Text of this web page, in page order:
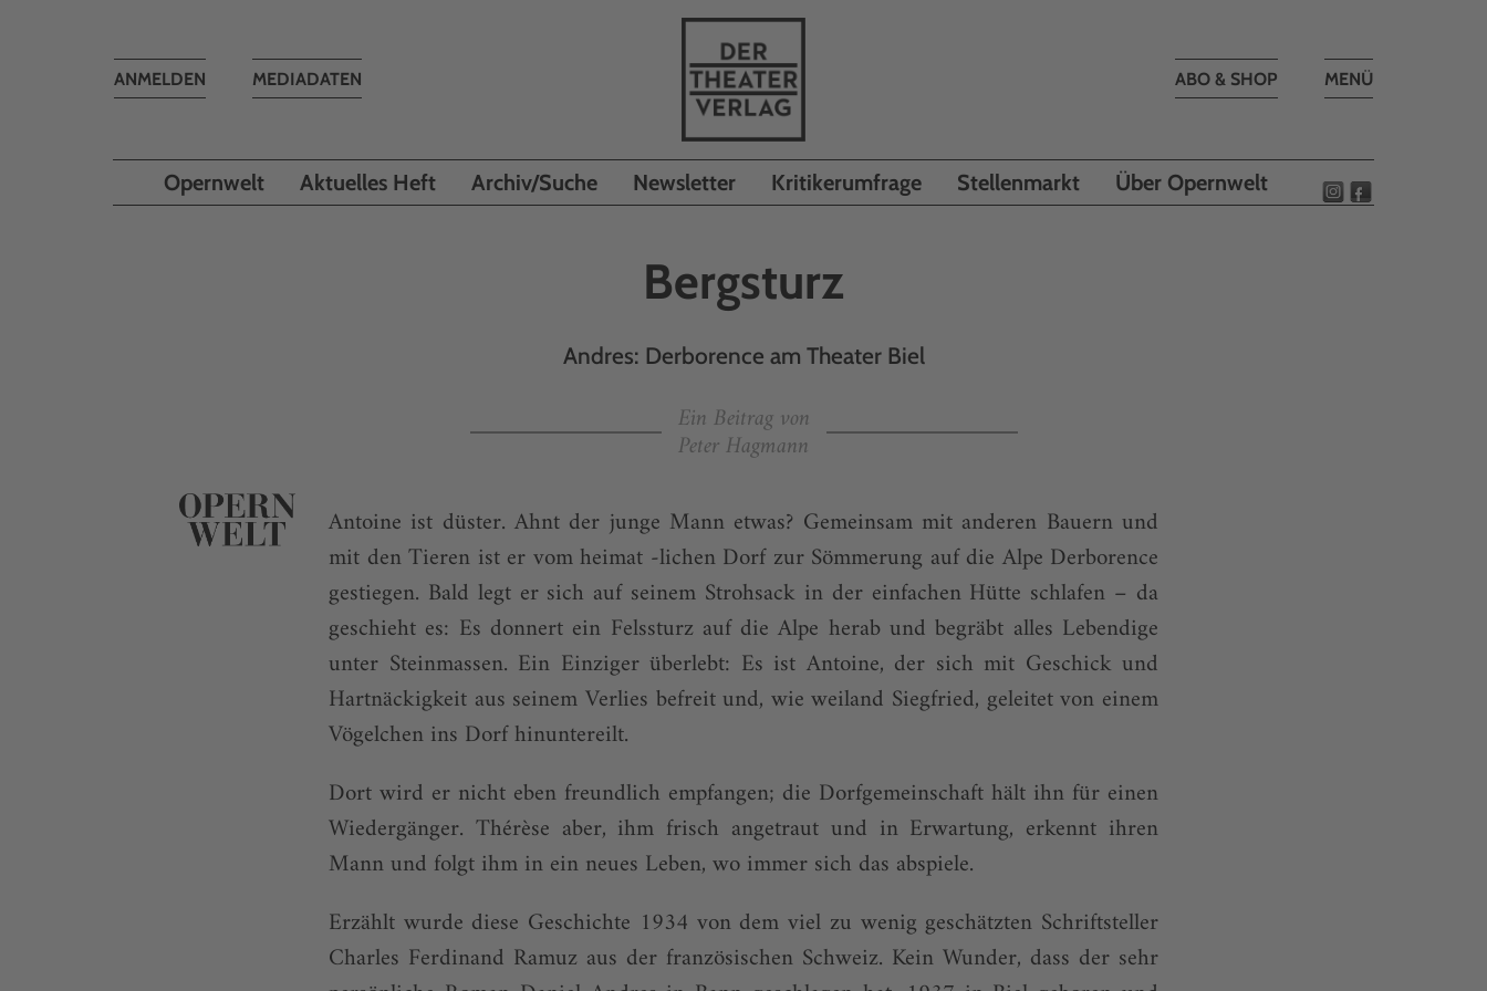
Toggle
MENÜ
ABO & SHOP
MEDIADATEN
Toggle
ANMELDEN
Opernwelt Aktuelles Heft Archiv/Suche Newsletter Kritikerumfrage Stellenmarkt Über Opernwelt
Bergsturz
Andres: Derborence am Theater Biel
Ein Beitrag von
Peter Hagmann
Antoine ist düster. Ahnt der junge Mann etwas? Gemeinsam mit anderen Bauern und
mit den Tieren ist er vom heimat -lichen Dorf zur Sömmerung auf die Alpe Derborence
gestiegen. Bald legt er sich auf seinem Strohsack in der einfachen Hütte schlafen – da
geschieht es: Es donnert ein Felssturz auf die Alpe herab und begräbt alles Lebendige
unter Steinmassen. Ein Einziger überlebt: Es ist Antoine, der sich mit Geschick und
Hartnäckigkeit aus seinem Verlies befreit und, wie weiland Siegfried, geleitet von einem
Vögelchen ins Dorf hinuntereilt.
Dort wird er nicht eben freundlich empfangen; die Dorfgemeinschaft hält ihn für einen
Wiedergänger. Thérèse aber, ihm frisch angetraut und in Erwartung, erkennt ihren
Mann und folgt ihm in ein neues Leben, wo immer sich das abspiele.
Erzählt wurde diese Geschichte 1934 von dem viel zu wenig geschätzten Schriftsteller
Charles Ferdinand Ramuz aus der französischen Schweiz. Kein Wunder, dass der sehr